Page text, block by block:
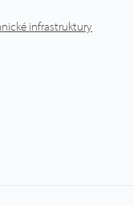
infrastruktury